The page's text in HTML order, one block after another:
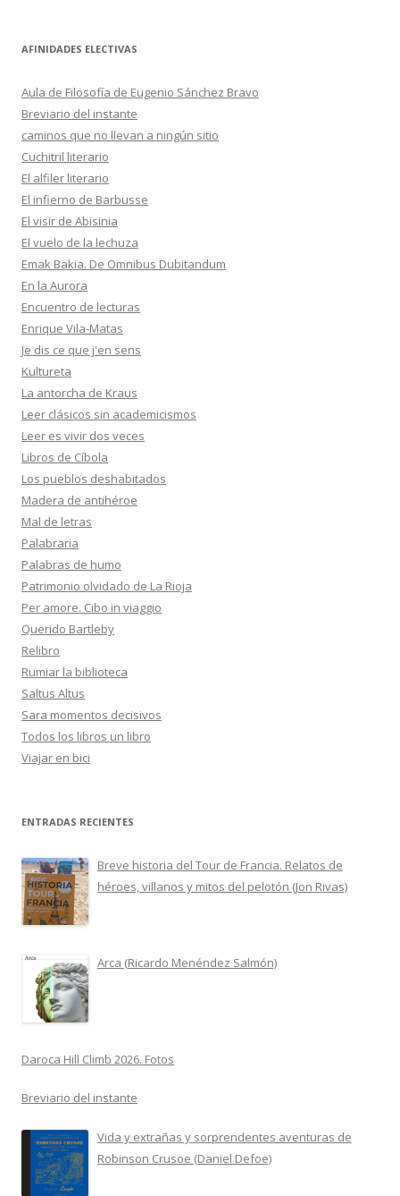
AFINIDADES ELECTIVAS
Aula de Filosofía de Eugenio Sánchez Bravo
Breviario del instante
caminos que no llevan a ningún sitio
Cuchitril literario
El alfiler literario
El infierno de Barbusse
El visir de Abisinia
El vuelo de la lechuza
Emak Bakia. De Omnibus Dubitandum
En la Aurora
Encuentro de lecturas
Enrique Vila-Matas
Je dis ce que j'en sens
Kultureta
La antorcha de Kraus
Leer clásicos sin academicismos
Leer es vivir dos veces
Libros de Cíbola
Los pueblos deshabitados
Madera de antihéroe
Mal de letras
Palabraria
Palabras de humo
Patrimonio olvidado de La Rioja
Per amore. Cibo in viaggio
Querido Bartleby
Relibro
Rumiar la biblioteca
Saltus Altus
Sara momentos decisivos
Todos los libros un libro
Viajar en bici
ENTRADAS RECIENTES
Breve historia del Tour de Francia. Relatos de
héroes, villanos y mitos del pelotón (Jon Rivas)
Arca (Ricardo Menéndez Salmón)
Daroca Hill Climb 2026. Fotos
Breviario del instante
Vida y extrañas y sorprendentes aventuras de
Robinson Crusoe (Daniel Defoe)